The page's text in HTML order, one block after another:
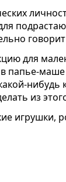
для
папье-маше
нибудь
из
игрушки,